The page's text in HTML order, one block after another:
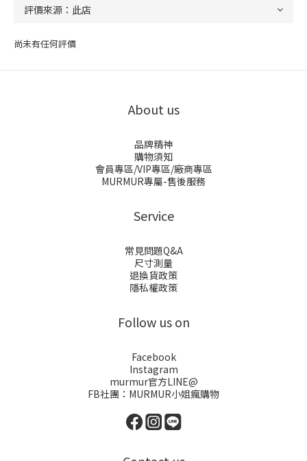
尚未有任何評價
About us
品牌精神
購物須知
會員專區/VIP專區/廠商專區
MURMUR專屬-售後服務
Service
常見問題Q&A
尺寸測量
退換貨政策
隱私權政策
Follow us on
Facebook
Instagram
murmur官方LINE@
FB社團： MURMUR小姐瘋購物